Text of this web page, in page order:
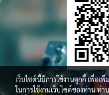
เว็บไซต์นี้มีการใช้งานคุกกี้ เพื่อ
ในการใช้งานเว็บไซต์ของท่าน ท่